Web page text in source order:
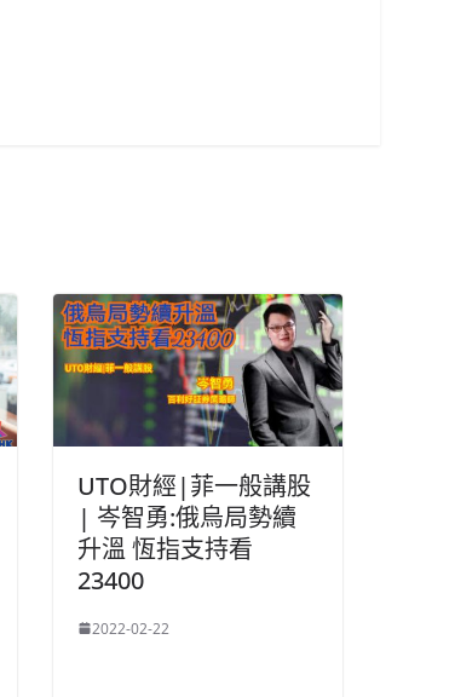
UTO財經|菲一般講股
| 岑智勇:俄烏局勢續
升溫 恆指支持看
23400
2022-02-22